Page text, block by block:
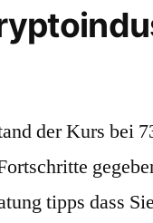
der Kurs bei
tipps dass